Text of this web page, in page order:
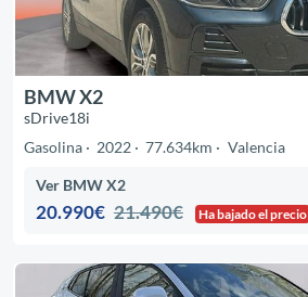
BMW X2
sDrive18i
Gasolina
2022 77.634km Valencia
Ver BMW X2
20.990€ 21.490€ Ha bajado el precio